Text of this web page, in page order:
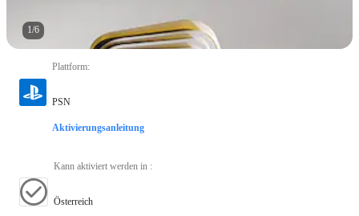
1/6
Plattform:
PSN
Aktivierungsanleitung
Kann aktiviert werden in :
Österreich